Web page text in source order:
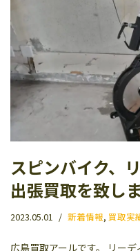
キ
ッ
プ
スピンバイク、
出張買取を致し
2023.05.01 新着情報, 買取実
広島買取アールです。 リー